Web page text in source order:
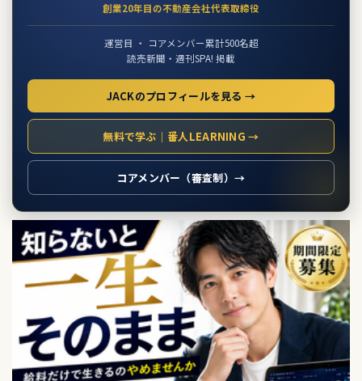
創業20年目の不動産会社代表取締役
運営目 ・ コアメンバー累計500名超
読売新聞・週刊SPA! 掲載
JACKのプロフィールを見る →
無料で学ぶ｜番人LEARNING →
コアメンバー（審査制）→